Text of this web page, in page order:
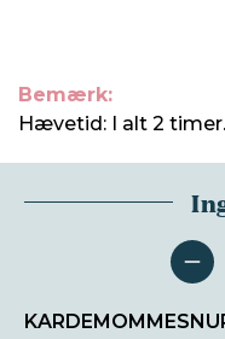
Bemærk:
Hævetid: I alt 2 timer.